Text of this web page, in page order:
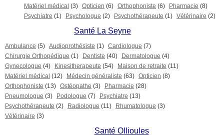
Matériel médical (3) Opticien (6) Orthophoniste (6) Pharmacie (8)
Psychiatre (1) Psychologue (2) Psychothérapeute (1) Vétérinaire (2)
Santé La Seyne
Ambulance (5) Audioprothésiste (1) Cardiologue (7)
Chirurgie Orthopédique (1) Dentiste (40) Dermatologue (4)
Gynecologue (4) Kinesitherapeute (54) Maison de retraite (11)
Matériel médical (12) Médecin généraliste (63) Opticien (8)
Orthophoniste (13) Ostéopathe (3) Pharmacie (28)
Pneumologue (3) Podologue (7) Psychiatre (13)
Psychothérapeute (2) Radiologue (11) Rhumatologue (3)
Vétérinaire (3)
Santé Ollioules